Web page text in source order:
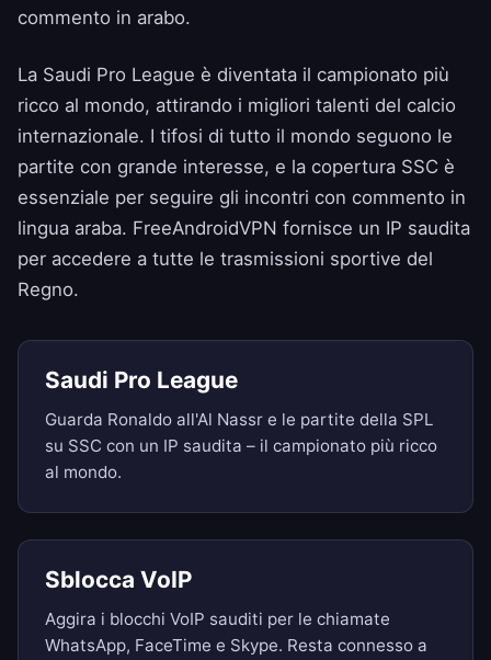
commento in arabo.
La Saudi Pro League è diventata il campionato più
ricco al mondo, attirando i migliori talenti del calcio
internazionale. I tifosi di tutto il mondo seguono le
partite con grande interesse, e la copertura SSC è
essenziale per seguire gli incontri con commento in
lingua araba. FreeAndroidVPN fornisce un IP saudita
per accedere a tutte le trasmissioni sportive del
Regno.
Saudi Pro League
Guarda Ronaldo all'Al Nassr e le partite della SPL
su SSC con un IP saudita – il campionato più ricco
al mondo.
Sblocca VoIP
Aggira i blocchi VoIP sauditi per le chiamate
WhatsApp, FaceTime e Skype. Resta connesso a